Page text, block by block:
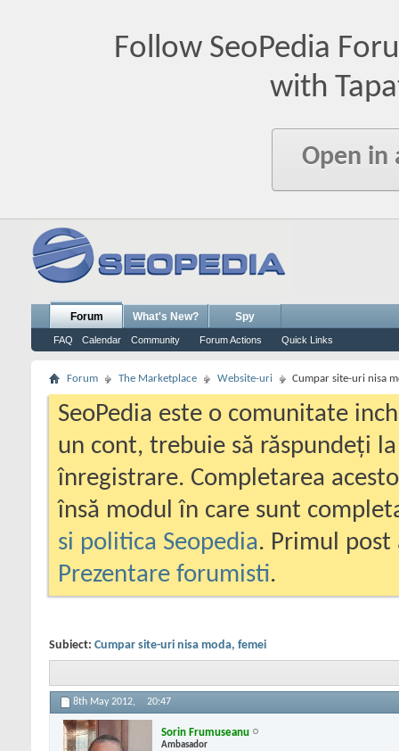
Follow SeoPedia
with
Open in
Forum
FAQ Calendar Community Forum Actions Quick Links
What's New? Spy
Forum The Marketplace Website-uri Cumpar site-uri nisa
SeoPedia este o comunitate
un cont, trebuie să răspundeți
înregistrare. Completarea
însă modul în care sunt
si politica Seopedia. Primul
Prezentare forumisti.
Subiect: Cumpar site-uri nisa moda, femei
8th May 2012, 20:47
Sorin Frumuseanu
Ambasador